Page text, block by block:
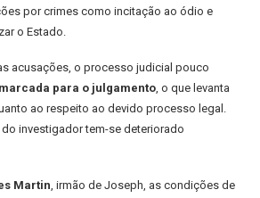
por crimes como incitação ao ódio e
o Estado.
acusações, o processo judicial pouco
para o julgamento, o que levanta
ao respeito ao devido processo legal.
investigador tem-se deteriorado
Martin, irmão de Joseph, as condições de